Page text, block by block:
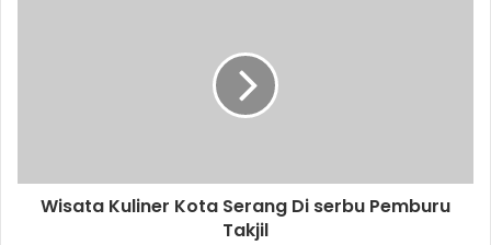
Wisata Kuliner Kota Serang Di serbu Pemburu
Takjil